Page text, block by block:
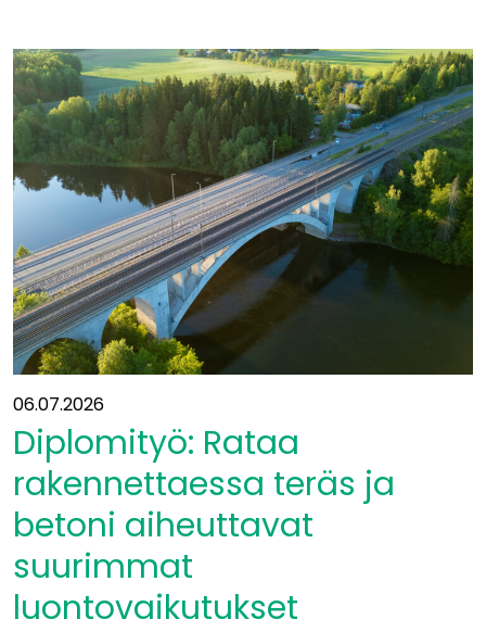
06.07.2026
Diplomityö: Rataa
rakennettaessa teräs ja
betoni aiheuttavat
suurimmat
luontovaikutukset